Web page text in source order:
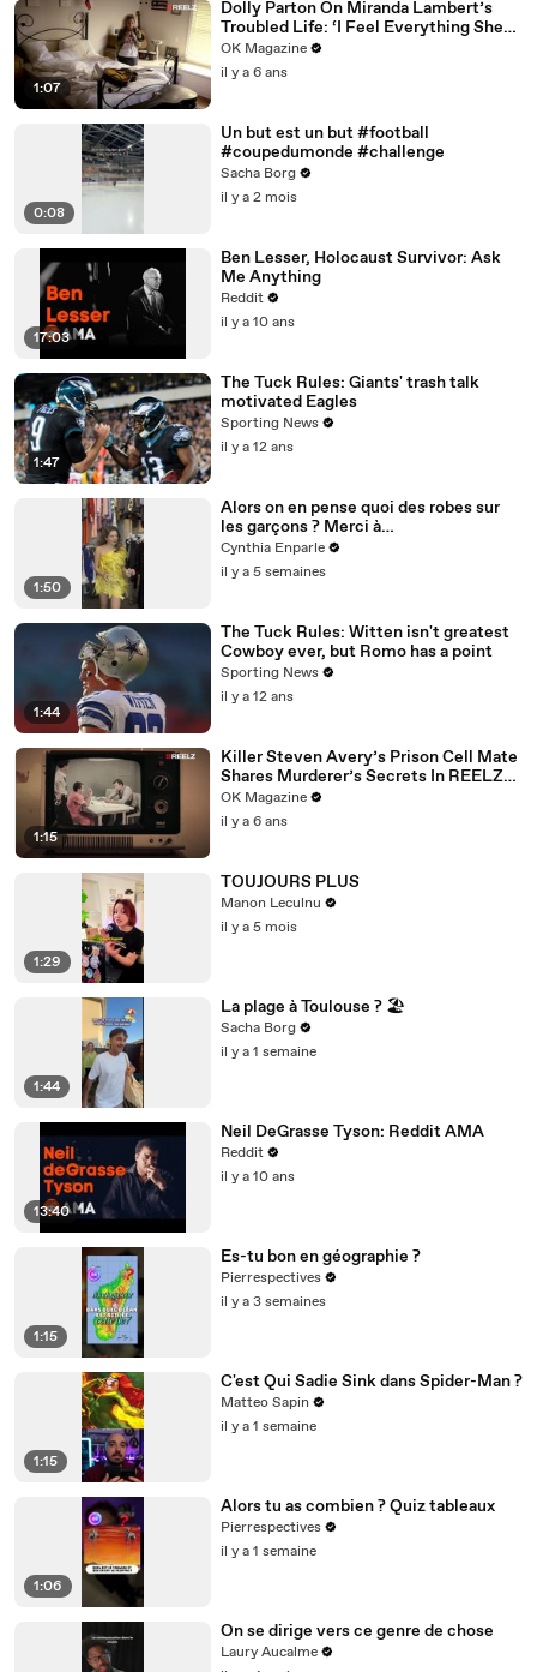
1:07
Dolly Parton On Miranda Lambert’s
Troubled Life: ‘I Feel Everything She
Writes’: Watch REELZ Doc
OK Magazine
il y a 6 ans
0:08
Un but est un but #football
#coupedumonde #challenge
Sacha Borg
il y a 2 mois
17:03
Ben Lesser, Holocaust Survivor: Ask
Me Anything
Reddit
il y a 10 ans
1:47
The Tuck Rules: Giants' trash talk
motivated Eagles
Sporting News
il y a 12 ans
1:50
Alors on en pense quoi des robes sur
les garçons ? Merci à
@studio_paillette prêt*
Cynthia Enparle
il y a 5 semaines
1:44
The Tuck Rules: Witten isn't greatest
Cowboy ever, but Romo has a point
Sporting News
il y a 12 ans
1:15
Killer Steven Avery’s Prison Cell Mate
Shares Murderer’s Secrets In REELZ
Doc—Watch
OK Magazine
il y a 6 ans
1:29
TOUJOURS PLUS
Manon Leculnu
il y a 5 mois
1:44
La plage à Toulouse ? 🏖️
Sacha Borg
il y a 1 semaine
13:40
Neil DeGrasse Tyson: Reddit AMA
Reddit
il y a 10 ans
1:15
Es-tu bon en géographie ?
Pierrespectives
il y a 3 semaines
1:15
C'est Qui Sadie Sink dans Spider-Man ?
Matteo Sapin
il y a 1 semaine
1:06
Alors tu as combien ? Quiz tableaux
Pierrespectives
il y a 1 semaine
On se dirige vers ce genre de chose
Laury Aucalme